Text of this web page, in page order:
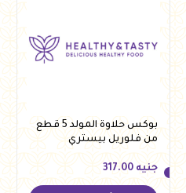
بوكس حلاوة المولد 5 قطع
من فلوريل بيستري
جنيه 317.00